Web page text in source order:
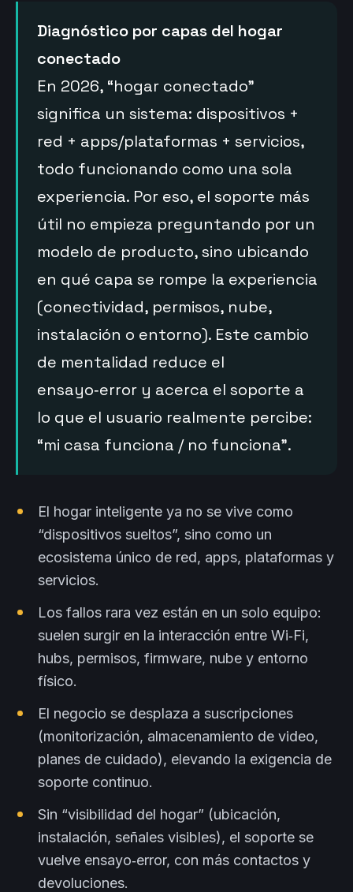
Diagnóstico por capas del hogar
conectado
En 2026, “hogar conectado”
significa un sistema: dispositivos +
red + apps/plataformas + servicios,
todo funcionando como una sola
experiencia. Por eso, el soporte más
útil no empieza preguntando por un
modelo de producto, sino ubicando
en qué capa se rompe la experiencia
(conectividad, permisos, nube,
instalación o entorno). Este cambio
de mentalidad reduce el
ensayo‑error y acerca el soporte a
lo que el usuario realmente percibe:
“mi casa funciona / no funciona”.
El hogar inteligente ya no se vive como
“dispositivos sueltos”, sino como un
ecosistema único de red, apps, plataformas y
servicios.
Los fallos rara vez están en un solo equipo:
suelen surgir en la interacción entre Wi‑Fi,
hubs, permisos, firmware, nube y entorno
físico.
El negocio se desplaza a suscripciones
(monitorización, almacenamiento de video,
planes de cuidado), elevando la exigencia de
soporte continuo.
Sin “visibilidad del hogar” (ubicación,
instalación, señales visibles), el soporte se
vuelve ensayo‑error, con más contactos y
devoluciones.